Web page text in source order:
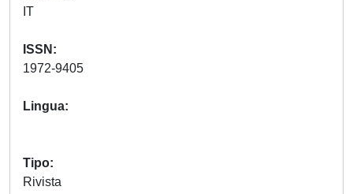
ISSN
Lingua
Tipo
Rivista